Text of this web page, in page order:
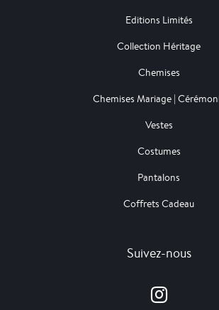
Editions Limités
Collection Héritage
Chemises
Chemises Mariage |
Vestes
Costumes
Pantalons
Coffrets Cadeau
Suivez-nous